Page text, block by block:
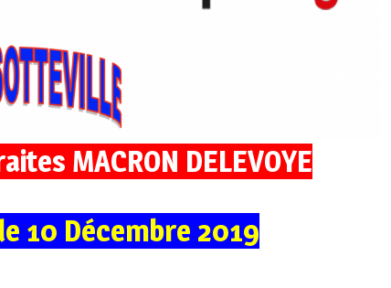
MACRON DELEVOYE
10 Décembre 2019